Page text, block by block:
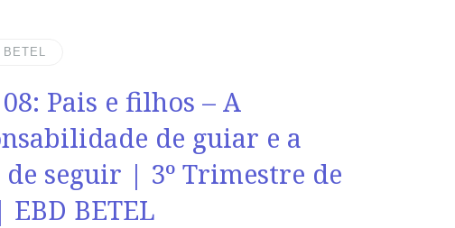
Dependemos do Espírito Santo e da luz
geração corrompida. OBJETIVOS DA
a necessidade
Pais e filhos – A
de guiar e a
de seguir | 3º Trimestre de
EBD BETEL